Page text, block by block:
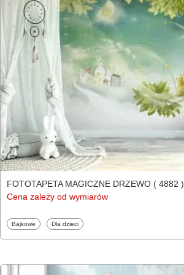
FOTOTAPETA MAGICZNE DRZEWO ( 4882 )
Cena zależy od wymiarów
Fototapety
Bajkowe Fototapety
Dla dzieci